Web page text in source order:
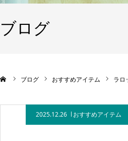
ブログ
ブログ おすすめアイテム ラロ
2025.12.26 おすすめアイテム